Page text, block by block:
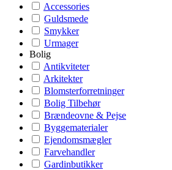
Accessories
Guldsmede
Smykker
Urmager
Bolig
Antikviteter
Arkitekter
Blomsterforretninger
Bolig Tilbehør
Brændeovne & Pejse
Byggematerialer
Ejendomsmægler
Farvehandler
Gardinbutikker